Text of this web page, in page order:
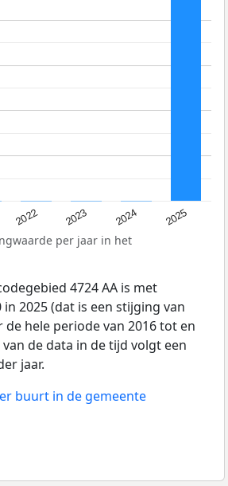
2022 2023 2024 2025
per jaar in het
4724 AA is met
2025 (dat is een stijging van
de hele periode van 2016 tot en
de data in de tijd volgt een
jaar.
buurt in de gemeente